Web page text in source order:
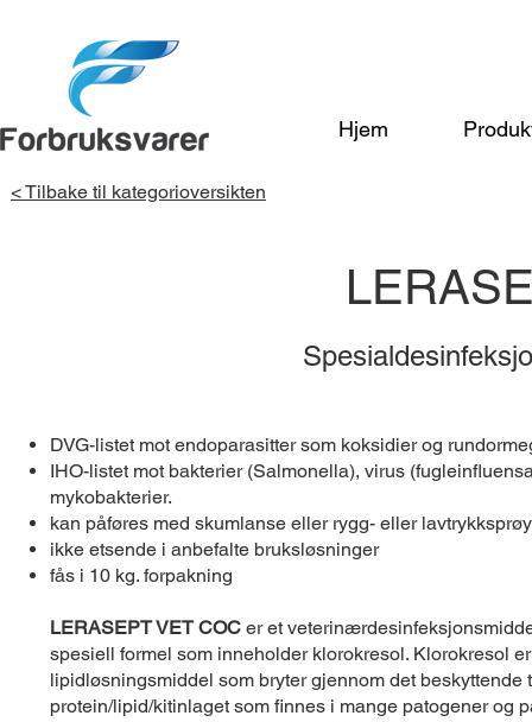
Hjem
< Tilbake til kategorioversikten
DVG-listet mot endoparasitter som koksidier og
IHO-listet mot bakterier (Salmonella), virus
mykobakterier.
kan påføres med skumlanse eller rygg- eller
ikke etsende i anbefalte bruksløsninger
fås i 10 kg. forpakning
LERASEPT VET COC er et
spesiell formel som inneholder klorokresol. Klorokresol
lipidløsningsmiddel som bryter gjennom det beskyttende
protein/lipid/kitinlaget som finnes i mange patogener og